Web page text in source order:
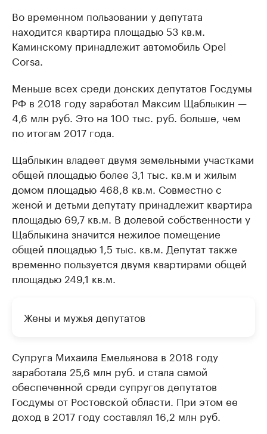
Во временном пользовании у депутата
находится квартира площадью 53 кв.м.
Каминскому принадлежит автомобиль Opel
Corsa.
Меньше всех среди донских депутатов Госдумы
РФ в 2018 году заработал Максим Щаблыкин —
4,6 млн руб. Это на 100 тыс. руб. больше, чем
по итогам 2017 года.
Щаблыкин владеет двумя земельными участками
общей площадью более 3,1 тыс. кв.м и жилым
домом площадью 468,8 кв.м. Совместно с
женой и детьми депутату принадлежит квартира
площадью 69,7 кв.м. В долевой собственности у
Щаблыкина значится нежилое помещение
общей площадью 1,5 тыс. кв.м. Депутат также
временно пользуется двумя квартирами общей
площадью 249,1 кв.м.
Жены и мужья депутатов
Супруга Михаила Емельянова в 2018 году
заработала 25,6 млн руб. и стала самой
обеспеченной среди супругов депутатов
Госдумы от Ростовской области. При этом ее
доход в 2017 году составлял 16,2 млн руб.